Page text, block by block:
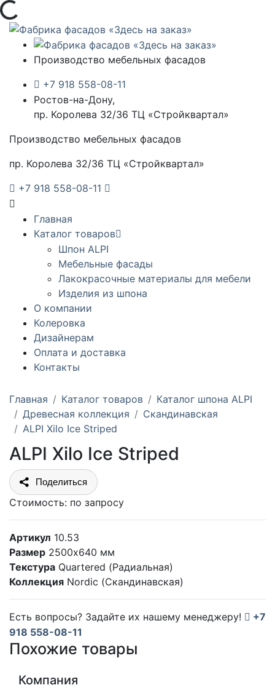
Загрузка...
Производство мебельных фасадов
+7 918 558-08-11
Ростов-на-Дону,
пр. Королева 32/36 ТЦ «Стройквартал»
Производство мебельных фасадов
пр. Королева 32/36 ТЦ «Стройквартал»
+7 918 558-08-11
Главная
Каталог товаров
Шпон ALPI
Мебельные фасады
Лакокрасочные материалы для мебели
Изделия из шпона
О компании
Колеровка
Дизайнерам
Оплата и доставка
Контакты
Главная Каталог товаров
Каталог шпона ALPI
Древесная коллекция
Скандинавская
ALPI Xilo Ice Striped
ALPI Xilo Ice Striped
Поделиться
Стоимость: по запросу
Артикул 10.53
Размер 2500x640 мм
Текстура Quartered (Радиальная)
Коллекция Nordic (Скандинавская)
Есть вопросы? Задайте их нашему менеджеру!
+7
918 558-08-11
Похожие товары
Компания